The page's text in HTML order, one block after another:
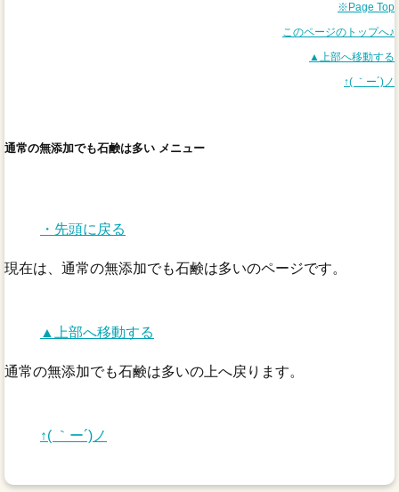
※Page Top
このページのトップへ♪
▲上部へ移動する
↑( ｀ー´)ノ
通常の無添加でも石鹸は多い メニュー
・先頭に戻る
現在は、通常の無添加でも石鹸は多いのページです。
▲上部へ移動する
通常の無添加でも石鹸は多いの上へ戻ります。
↑( ｀ー´)ノ